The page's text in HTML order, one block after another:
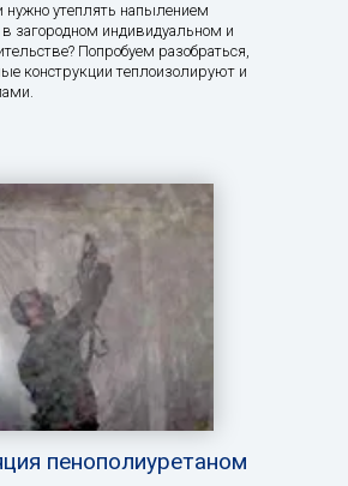
нужно утеплять напылением
в загородном индивидуальном и
Попробуем разобраться,
конструкции теплоизолируют и
пенополиуретаном